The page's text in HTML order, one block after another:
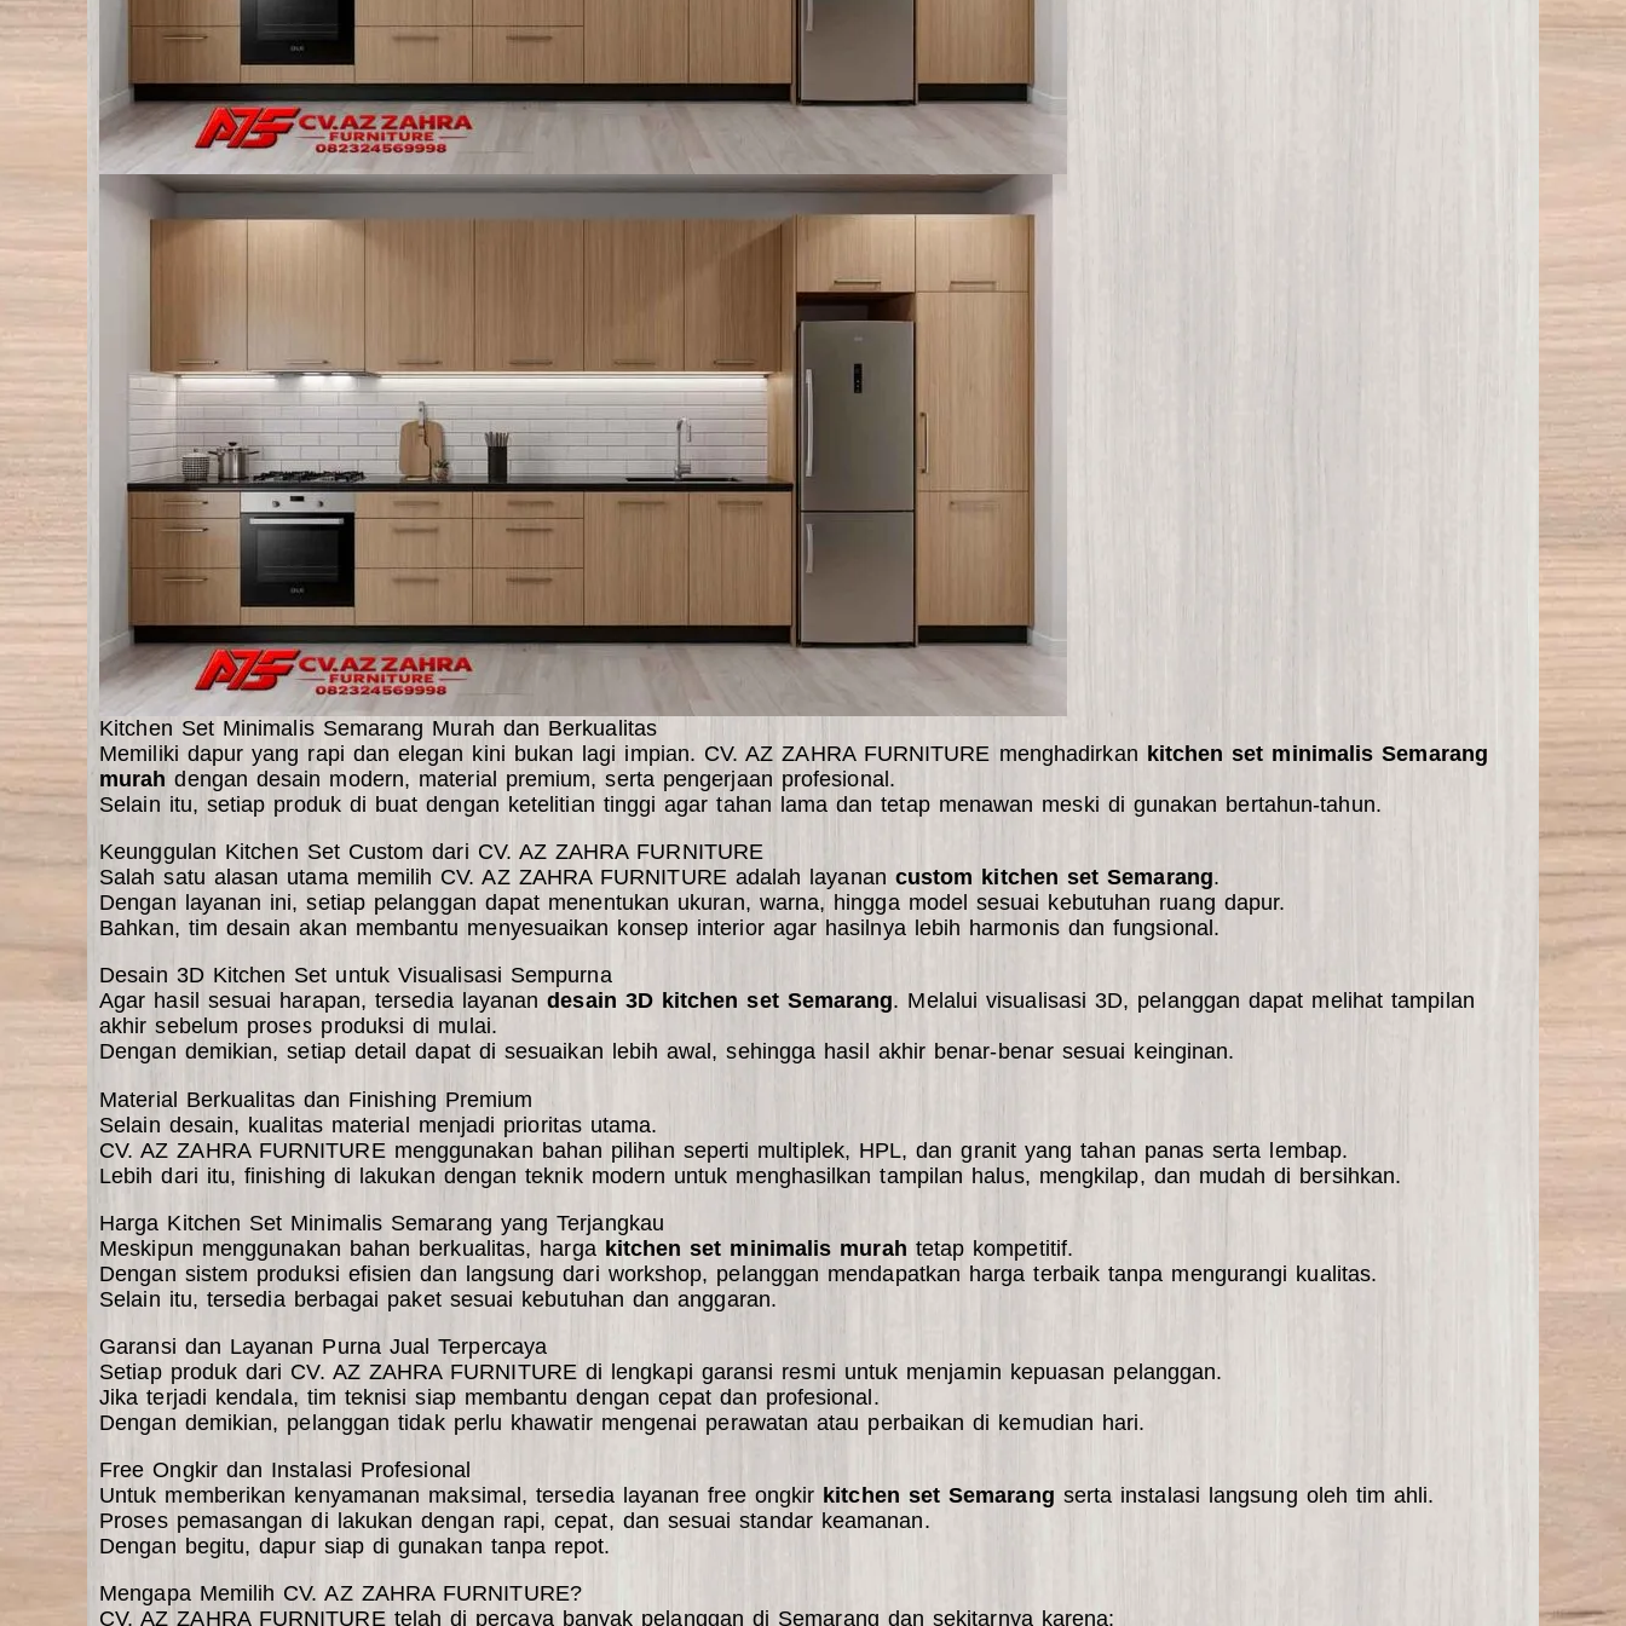
Kitchen Set Minimalis Semarang Murah dan Berkualitas
Memiliki dapur yang rapi dan elegan kini bukan lagi impian. CV. AZ ZAHRA FURNITURE menghadirkan kitchen set minimalis Semarang
murah dengan desain modern, material premium, serta pengerjaan profesional.
Selain itu, setiap produk di buat dengan ketelitian tinggi agar tahan lama dan tetap menawan meski di gunakan bertahun-tahun.
Keunggulan Kitchen Set Custom dari CV. AZ ZAHRA FURNITURE
Salah satu alasan utama memilih CV. AZ ZAHRA FURNITURE adalah layanan custom kitchen set Semarang.
Dengan layanan ini, setiap pelanggan dapat menentukan ukuran, warna, hingga model sesuai kebutuhan ruang dapur.
Bahkan, tim desain akan membantu menyesuaikan konsep interior agar hasilnya lebih harmonis dan fungsional.
Desain 3D Kitchen Set untuk Visualisasi Sempurna
Agar hasil sesuai harapan, tersedia layanandesain 3D kitchen set Semarang. Melalui visualisasi 3D, pelanggan dapat melihat tampilan
akhir sebelum proses produksi di mulai.
Dengan demikian, setiapdetail dapat di sesuaikan lebih awal, sehingga hasil akhir benar-benar sesuai keinginan.
Material Berkualitas dan Finishing Premium
Selain desain, kualitas material menjadi prioritas utama.
CV. AZ ZAHRA FURNITURE menggunakan bahan pilihan seperti multiplek, HPL, dan granit yang tahan panas serta lembap.
Lebih dari itu, finishing di lakukan dengan teknik modern untuk menghasilkan tampilan halus, mengkilap, dan mudah di bersihkan.
Harga Kitchen Set Minimalis Semarang yang Terjangkau
Meskipun menggunakan bahan berkualitas, harga kitchen set minimalis murah tetap kompetitif.
Dengan sistem produksi efisien dan langsung dari workshop, pelanggan mendapatkan harga terbaik tanpa mengurangi kualitas.
Selain itu, tersedia berbagai paket sesuai kebutuhan dan anggaran.
Garansi dan Layanan Purna Jual Terpercaya
Setiap produk dari CV. AZ ZAHRA FURNITURE di lengkapi garansi resmi untuk menjamin kepuasan pelanggan.
Jika terjadi kendala, tim teknisi siap membantu dengan cepat dan profesional.
Dengan demikian, pelanggan tidakperlu khawatir mengenai perawatan atau perbaikan di kemudian hari.
Free Ongkir dan Instalasi Profesional
Untuk memberikan kenyamanan maksimal, tersedia layananfree ongkir kitchen set Semarang serta instalasi langsung oleh tim ahli.
Proses pemasangan di lakukan dengan rapi, cepat, dan sesuai standar keamanan.
Dengan begitu, dapur siap di gunakan tanpa repot.
Mengapa Memilih CV. AZ ZAHRA FURNITURE?
CV. AZ ZAHRA FURNITURE telah di percaya banyak pelanggan di Semarang dan sekitarnya karena: